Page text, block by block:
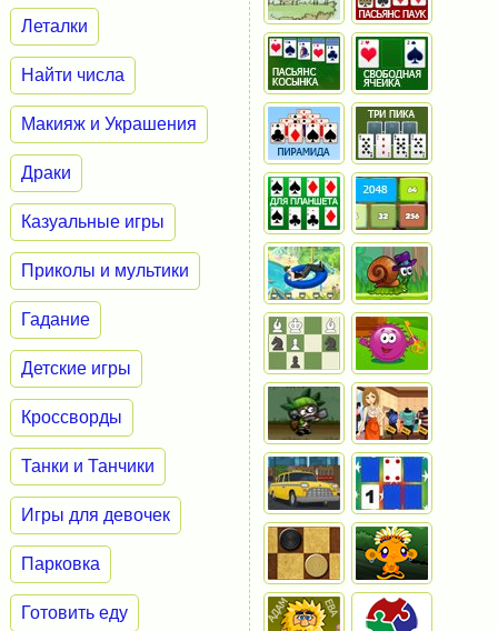
Леталки
Найти числа
Макияж и Украшения
Драки
Казуальные игры
Приколы и мультики
Гадание
Детские игры
Кроссворды
Танки и Танчики
Игры для девочек
Парковка
Готовить еду